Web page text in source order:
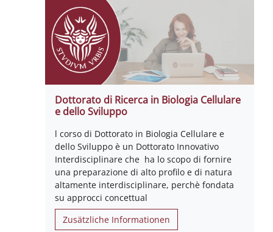
Dottorato di Ricerca in Biologia Cellulare
e dello Sviluppo
l corso di Dottorato in Biologia Cellulare e
dello Sviluppo è un Dottorato Innovativo
Interdisciplinare che ha lo scopo di fornire
una preparazione di alto profilo e di natura
altamente interdisciplinare, perchè fondata
su approcci concettual
Zusätzliche Informationen